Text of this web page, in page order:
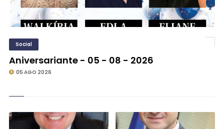
Social
Aniversariante - 05 - 08 - 2026
05 AGO 2026